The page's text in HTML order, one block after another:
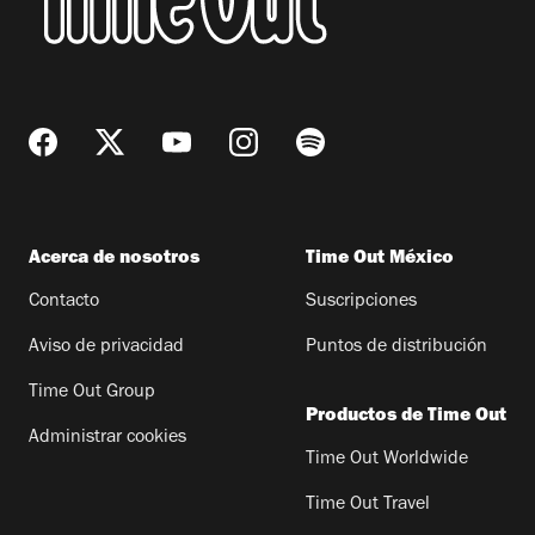
Acerca de nosotros
Contacto
Aviso de privacidad
Time Out Group
Administrar cookies
Time Out México
Suscripciones
Puntos de distribución
Productos de Time Out
Time Out Worldwide
Time Out Travel